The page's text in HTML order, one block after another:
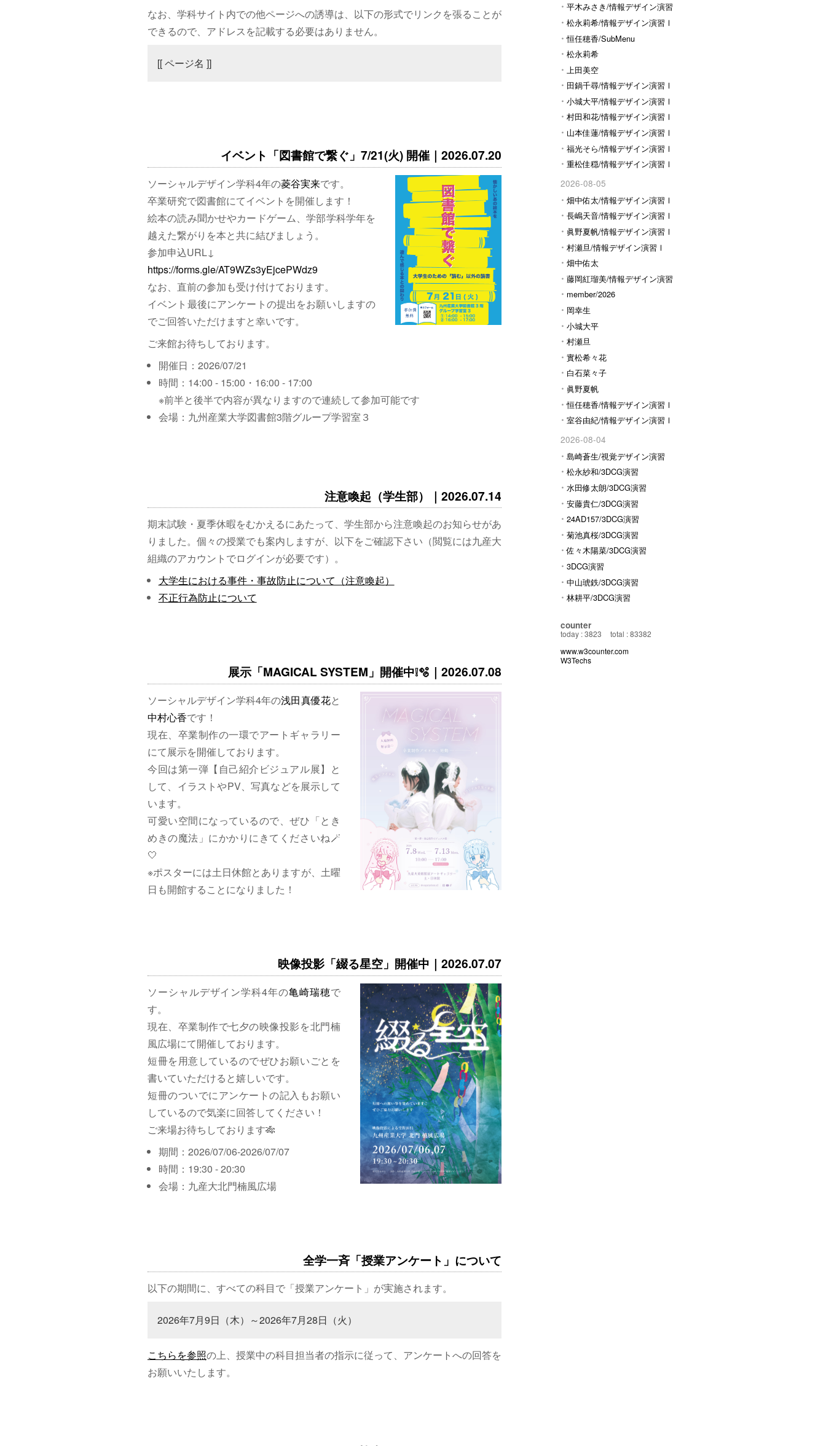
平木みさき/情報デザイン演習
Ⅰ 松永莉希/情報デザイン演習Ⅰ
恒任穂香/SubMenu
松永莉希
上田美空
田鍋千尋/情報デザイン演習Ⅰ
小城大平/情報デザイン演習Ⅰ
村田和花/情報デザイン演習Ⅰ
山本佳蓮/情報デザイン演習Ⅰ
福光そら/情報デザイン演習Ⅰ
重松佳穏/情報デザイン演習Ⅰ
2026-08-05
畑中佑太/情報デザイン演習Ⅰ
長嶋天音/情報デザイン演習Ⅰ
眞野夏帆/情報デザイン演習Ⅰ
村瀬旦/情報デザイン演習Ⅰ
畑中佑太
藤岡紅瑠美/情報デザイン演習
Ⅰ member/2026
岡幸生
小城大平
村瀬旦
實松希々花
白石菜々子
眞野夏帆
恒任穂香/情報デザイン演習Ⅰ
室谷由紀/情報デザイン演習Ⅰ
2026-08-04
島崎蒼生/視覚デザイン演習
松永紗和/3DCG演習
水田修太朗/3DCG演習
安藤貴仁/3DCG演習
24AD157/3DCG演習
菊池真桜/3DCG演習
佐々木陽菜/3DCG演習
3DCG演習
中山琥鉄/3DCG演習
林耕平/3DCG演習
counter
today : 3823
total : 83382
www.w3counter.com
W3Techs
なお、学科サイト内での他ページへの誘導は、以下の形式でリンクを張ることが
できるので、アドレスを記載する必要はありません。
[[ ページ名 ]]
イベント「図書館で繋ぐ」7/21(火) 開催｜2026.07.20
ソーシャルデザイン学科4年の菱谷実来です。
卒業研究で図書館にてイベントを開催します！
絵本の読み聞かせやカードゲーム、学部学科学年を
越えた繋がりを本と共に結びましょう。
参加申込URL↓
https://forms.gle/AT9WZs3yEjcePWdz9
なお、直前の参加も受け付けております。
イベント最後にアンケートの提出をお願いしますの
でご回答いただけますと幸いです。
ご来館お待ちしております。
開催日：2026/07/21
時間：14:00 - 15:00・16:00 - 17:00
※前半と後半で内容が異なりますので連続して参加可能です
会場：九州産業大学図書館3階グループ学習室３
注意喚起（学生部）｜2026.07.14
期末試験・夏季休暇をむかえるにあたって、学生部から注意喚起のお知らせがあ
りました。個々の授業でも案内しますが、以下をご確認下さい（閲覧には九産大
組織のアカウントでログインが必要です）。
大学生における事件・事故防止について（注意喚起）
不正行為防止について
展示「MAGICAL SYSTEM」開催中❕🫧｜2026.07.08
ソーシャルデザイン学科4年の浅田真優花と
中村心香です！
現在、卒業制作の一環でアートギャラリー
にて展示を開催しております。
今回は第一弾【自己紹介ビジュアル展】と
して、イラストやPV、写真などを展示して
います。
可愛い空間になっているので、ぜひ「とき
めきの魔法」にかかりにきてくださいね🪄
🤍
※ポスターには土日休館とありますが、土曜
日も開館することになりました！
映像投影「綴る星空」開催中｜2026.07.07
ソーシャルデザイン学科4年の亀崎瑞穂で
す。
現在、卒業制作で七夕の映像投影を北門楠
風広場にて開催しております。
短冊を用意しているのでぜひお願いごとを
書いていただけると嬉しいです。
短冊のついでにアンケートの記入もお願い
しているので気楽に回答してください！
ご来場お待ちしております🎋
期間：2026/07/06-2026/07/07
時間：19:30 - 20:30
会場：九産大北門楠風広場
全学一斉「授業アンケート」について
以下の期間に、すべての科目で「授業アンケート」が実施されます。
2026年7月9日（木）～2026年7月28日（火）
こちらを参照の上、授業中の科目担当者の指示に従って、アンケートへの回答を
お願いいたします。